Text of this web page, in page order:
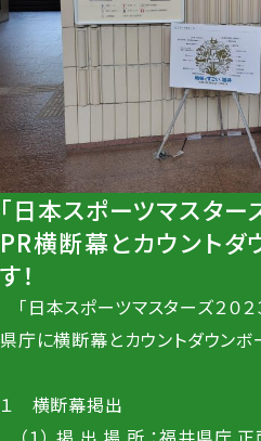
「日本スポーツマスター
PR横断幕とカウントダ
す！
「日本スポーツマスターズ２０
県庁に横断幕とカウントダウンボ
１ 横断幕掲出